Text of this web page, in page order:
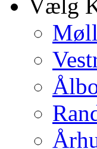
Vælg